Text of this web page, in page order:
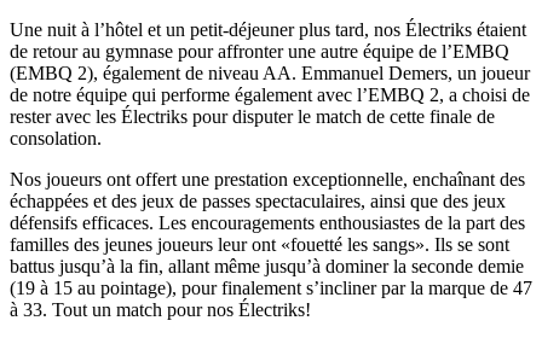
Une nuit à l’hôtel et un petit-déjeuner plus tard, nos Électriks étaient
de retour au gymnase pour affronter une autre équipe de l’EMBQ
(EMBQ 2), également de niveau AA. Emmanuel Demers, un joueur
de notre équipe qui performe également avec l’EMBQ 2, a choisi de
rester avec les Électriks pour disputer le match de cette finale de
consolation.
Nos joueurs ont offert une prestation exceptionnelle, enchaînant des
échappées et des jeux de passes spectaculaires, ainsi que des jeux
défensifs efficaces. Les encouragements enthousiastes de la part des
familles des jeunes joueurs leur ont «fouetté les sangs». Ils se sont
battus jusqu’à la fin, allant même jusqu’à dominer la seconde demie
(19 à 15 au pointage), pour finalement s’incliner par la marque de 47
à 33. Tout un match pour nos Électriks!